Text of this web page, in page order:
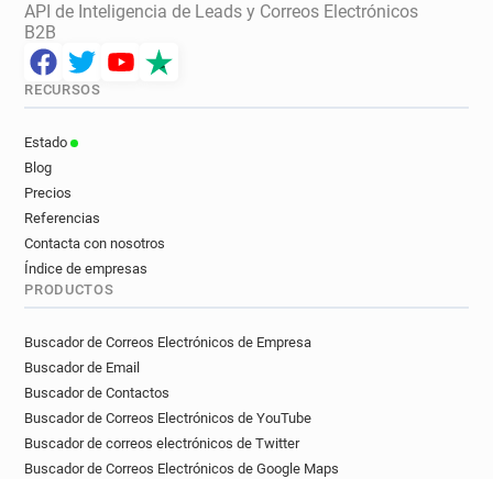
API de Inteligencia de Leads y Correos Electrónicos
B2B
RECURSOS
Estado
Blog
Precios
Referencias
Contacta con nosotros
Índice de empresas
PRODUCTOS
Buscador de Correos Electrónicos de Empresa
Buscador de Email
Buscador de Contactos
Buscador de Correos Electrónicos de YouTube
Buscador de correos electrónicos de Twitter
Buscador de Correos Electrónicos de Google Maps